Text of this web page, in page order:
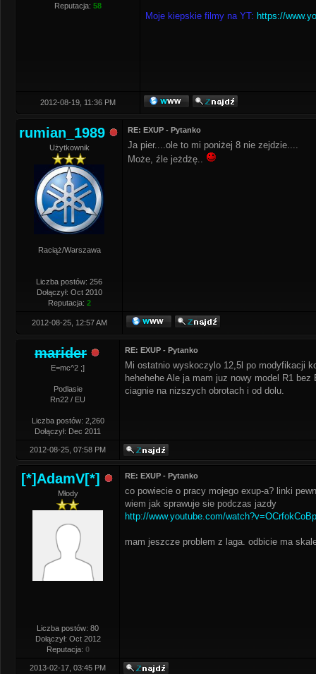
Reputacja: 58
Moje kiepskie filmy na YT: https://
2012-08-19, 11:36 PM
rumian_1989
Użytkownik
Raciąż/Warszawa
Liczba postów: 256
Dołączył: Oct 2010
Reputacja: 2
RE: EXUP - Pytanko
Ja pier....ole to mi poniżej 8 nie zejdzie....
Może, źle jeżdżę..
2012-08-25, 12:57 AM
marider
E=mc^2 ;]
Podlasie
Rn22 / EU
Liczba postów: 2,260
Dołączył: Dec 2011
RE: EXUP - Pytanko
Mi ostatnio wyskoczylo 12,5l po modyfikacji
hehehehe Ale ja mam juz nowy model R1
ciagnie na nizszych obrotach i od dolu.
2012-08-25, 07:58 PM
[*]AdamV[*]
Młody
Liczba postów: 80
Dołączył: Oct 2012
Reputacja: 0
RE: EXUP - Pytanko
co powiecie o pracy mojego exup-a? linki
wiem jak sprawuje sie podczas jazdy
http://www.youtube.com/
mam jeszcze problem z laga. odbicie ma
2013-02-17, 03:45 PM